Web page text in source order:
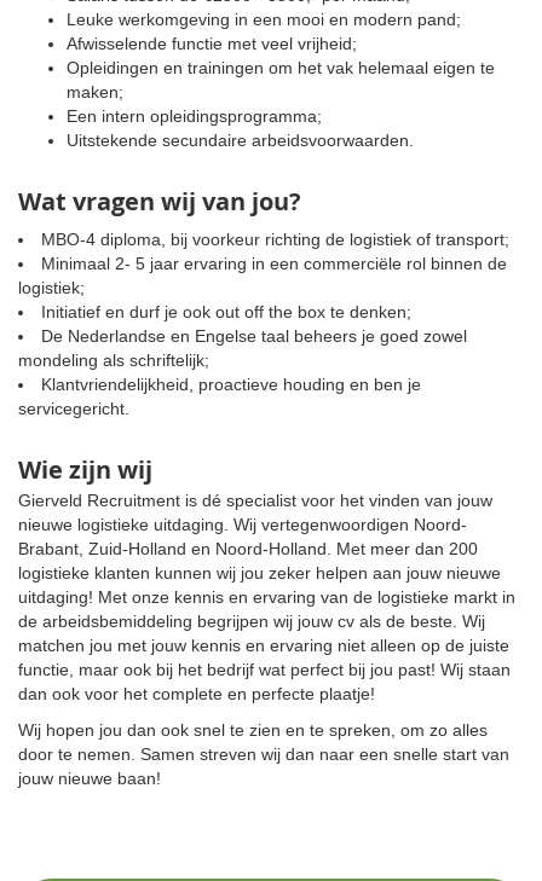
Leuke werkomgeving in een mooi en modern pand;
Afwisselende functie met veel vrijheid;
Opleidingen en trainingen om het vak helemaal eigen te
maken;
Een intern opleidingsprogramma;
Uitstekende secundaire arbeidsvoorwaarden.
Wat vragen wij van jou?
MBO-4 diploma, bij voorkeur richting de logistiek of transport;
Minimaal 2- 5 jaar ervaring in een commerciële rol binnen de
logistiek;
Initiatief en durf je ook out off the box te denken;
De Nederlandse en Engelse taal beheers je goed zowel
mondeling als schriftelijk;
Klantvriendelijkheid, proactieve houding en ben je
servicegericht.
Wie zijn wij
Gierveld Recruitment is dé specialist voor het vinden van jouw
nieuwe logistieke uitdaging. Wij vertegenwoordigen Noord-
Brabant, Zuid-Holland en Noord-Holland. Met meer dan 200
logistieke klanten kunnen wij jou zeker helpen aan jouw nieuwe
uitdaging! Met onze kennis en ervaring van de logistieke markt in
de arbeidsbemiddeling begrijpen wij jouw cv als de beste. Wij
matchen jou met jouw kennis en ervaring niet alleen op de juiste
functie, maar ook bij het bedrijf wat perfect bij jou past! Wij staan
dan ook voor het complete en perfecte plaatje!
Wij hopen jou dan ook snel te zien en te spreken, om zo alles
door te nemen. Samen streven wij dan naar een snelle start van
jouw nieuwe baan!